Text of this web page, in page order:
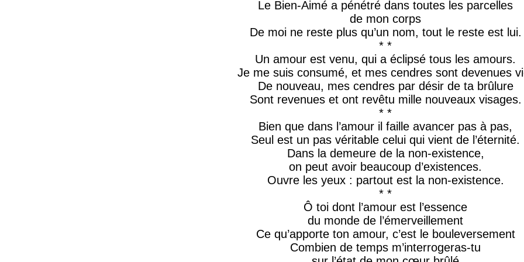
Le Bien-Aimé a pénétré dans toutes les parcelles
de mon corps
De moi ne reste plus qu’un nom, tout le reste est lui.
* *
Un amour est venu, qui a éclipsé tous les amours.
Je me suis consumé, et mes cendres sont devenues
De nouveau, mes cendres par désir de ta brûlure
Sont revenues et ont revêtu mille nouveaux visages.
* *
Bien que dans l’amour il faille avancer pas à pas,
Seul est un pas véritable celui qui vient de l’éternité.
Dans la demeure de la non-existence,
on peut avoir beaucoup d’existences.
Ouvre les yeux : partout est la non-existence.
* *
Ô toi dont l’amour est l’essence
du monde de l’émerveillement
Ce qu’apporte ton amour, c’est le bouleversement
Combien de temps m’interrogeras-tu